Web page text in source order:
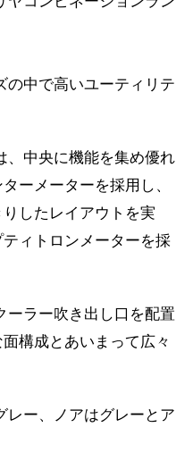
の中で高いユーティリテ
、中央に機能を集め優れ
ーメーターを採用し、
したレイアウトを実
ィトロンメーターを採
ーラー吹き出し口を配置
構成とあいまって広々
レー、ノアはグレーとア